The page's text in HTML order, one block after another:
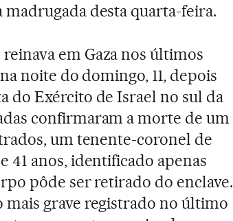
desta quarta-feira.
em Gaza nos últimos
noite do domingo, 11, depois
do Exército de Israel no sul da
confirmaram a morte de um
um tenente-coronel de
41 anos, identificado apenas
pôde ser retirado do enclave.
mais grave registrado no último